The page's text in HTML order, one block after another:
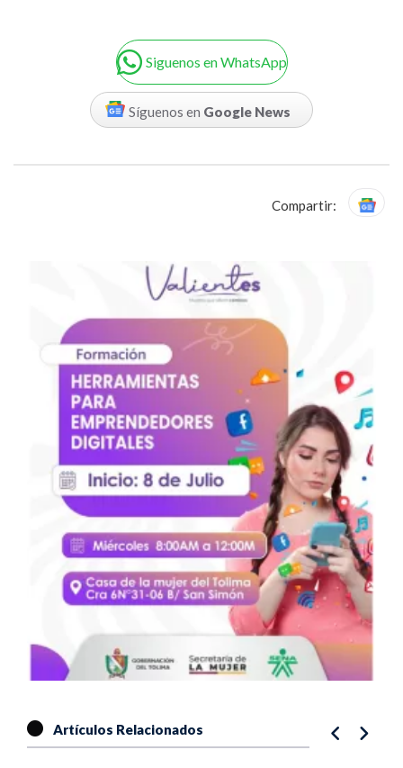
Siguenos en WhatsApp
Síguenos en Google News
Compartir:
Artículos Relacionados